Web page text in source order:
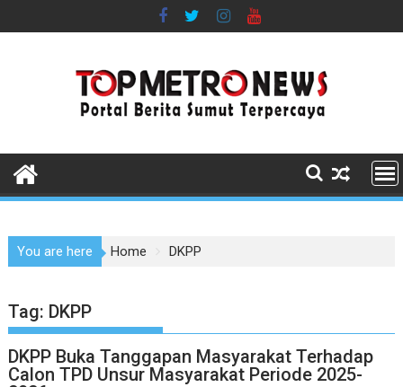
to
You are here Home DKPP
Tag: DKPP
DKPP Buka Tanggapan Masyarakat Terhadap
Calon TPD Unsur Masyarakat Periode 2025-